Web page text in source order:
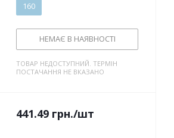
160
НЕМАЄ В НАЯВНОСТІ
ТОВАР НЕДОСТУПНИЙ. ТЕРМІН
ПОСТАЧАННЯ НЕ ВКАЗАНО
441.49 грн./шт